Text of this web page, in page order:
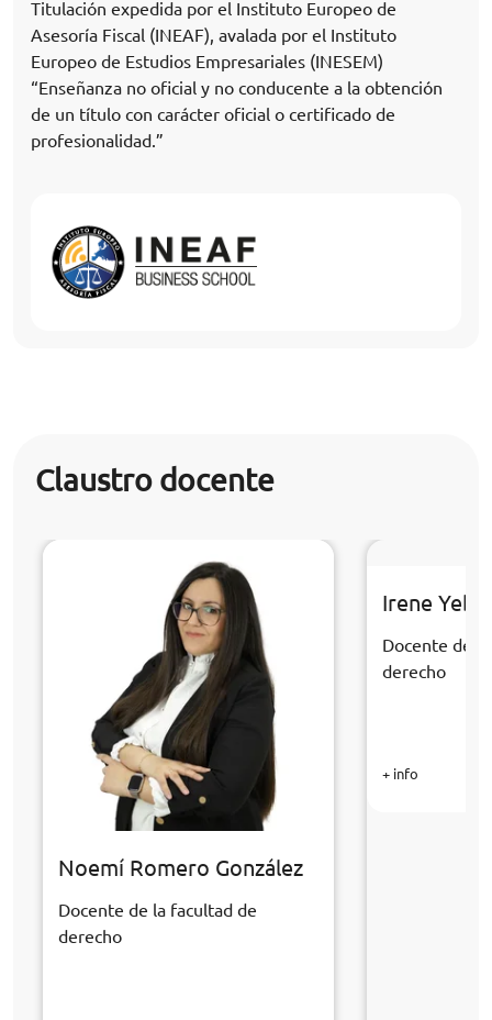
Titulación expedida por el Instituto Europeo de
Asesoría Fiscal (INEAF), avalada por el Instituto
Europeo de Estudios Empresariales (INESEM)
“Enseñanza no oficial y no conducente a la obtención
de un título con carácter oficial o certificado de
profesionalidad.”
Claustro docente
Noemí Romero González
Docente de la facultad de
derecho
Irene
Docente de
derecho
+ info